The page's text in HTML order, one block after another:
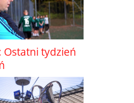
Ostatni tydzień